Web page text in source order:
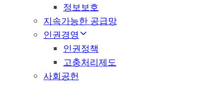
정보보호
지속가능한 공급망
인권경영
인권정책
고충처리제도
사회공헌